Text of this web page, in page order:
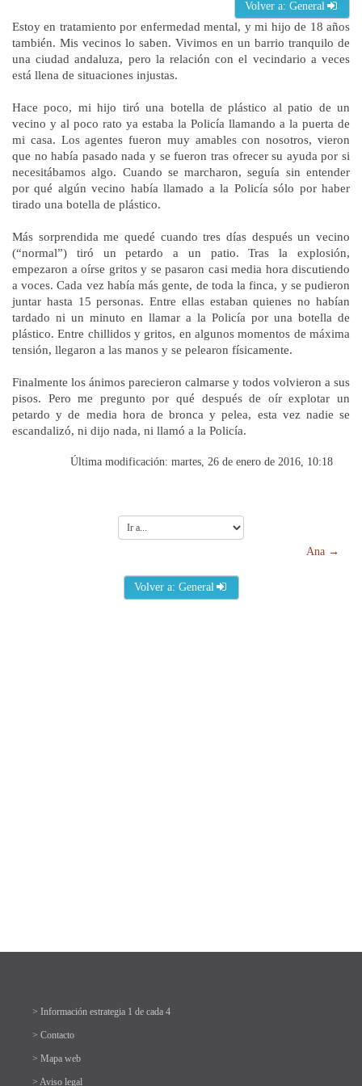
Volver a: General
Estoy en tratamiento por enfermedad mental, y mi hijo de 18 años
también. Mis vecinos lo saben. Vivimos en un barrio tranquilo de
una ciudad andaluza, pero la relación con el vecindario a veces
está llena de situaciones injustas.
Hace poco, mi hijo tiró una botella de plástico al patio de un
vecino y al poco rato ya estaba la Policía llamando a la puerta de
mi casa. Los agentes fueron muy amables con nosotros, vieron
que no había pasado nada y se fueron tras ofrecer su ayuda por si
necesitábamos algo. Cuando se marcharon, seguía sin entender
por qué algún vecino había llamado a la Policía sólo por haber
tirado una botella de plástico.
Más sorprendida me quedé cuando tres días después un vecino
(“normal”) tiró un petardo a un patio. Tras la explosión,
empezaron a oírse gritos y se pasaron casi media hora discutiendo
a voces. Cada vez había más gente, de toda la finca, y se pudieron
juntar hasta 15 personas. Entre ellas estaban quienes no habían
tardado ni un minuto en llamar a la Policía por una botella de
plástico. Entre chillidos y gritos, en algunos momentos de máxima
tensión, llegaron a las manos y se pelearon físicamente.
Finalmente los ánimos parecieron calmarse y todos volvieron a sus
pisos. Pero me pregunto por qué después de oír explotar un
petardo y de media hora de bronca y pelea, esta vez nadie se
escandalizó, ni dijo nada, ni llamó a la Policía.
Última modificación: martes, 26 de enero de 2016, 10:18
a...
Ana →
Volver a: General
> Información estrategia 1 de cada 4
> Contacto
> Mapa web
> Aviso legal